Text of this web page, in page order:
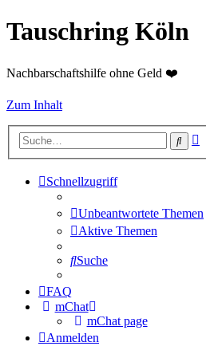
Tauschring Köln
Nachbarschaftshilfe ohne Geld ❤️
Zum Inhalt
Suche
Schnellzugriff
Unbeantwortete Themen
Aktive Themen
Suche
FAQ
mChat
mChat page
Anmelden